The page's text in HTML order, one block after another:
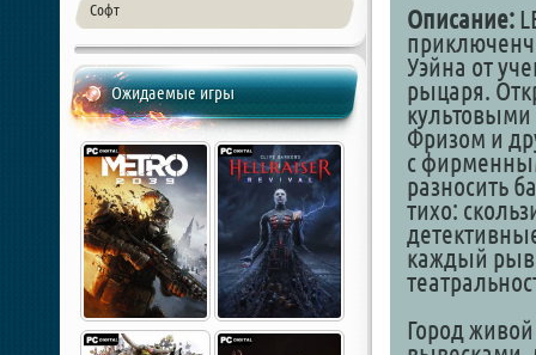
Софт
Ожидаемые игры
Описание:
Уэйна от
рыцаря.
Фризом и
с
разносить
тихо:
каждый
Город